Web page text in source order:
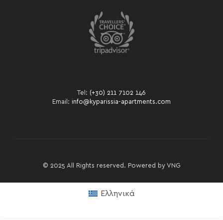
Tel: (+30) 211 7102 146
Email: info@kyparissia-apartments.com
© 2025 All Rights reserved. Powered by VNG
Ελληνικά